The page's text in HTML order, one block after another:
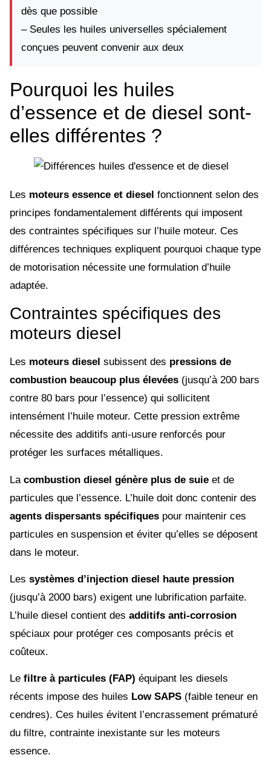
dès que possible
– Seules les huiles universelles spécialement
conçues peuvent convenir aux deux
Pourquoi les huiles
d’essence et de diesel sont-
elles différentes ?
Les moteurs essence et diesel fonctionnent selon des
principes fondamentalement différents qui imposent
des contraintes spécifiques sur l’huile moteur. Ces
différences techniques expliquent pourquoi chaque type
de motorisation nécessite une formulation d’huile
adaptée.
Contraintes spécifiques des
moteurs diesel
Les moteurs diesel subissent des pressions de
combustion beaucoup plus élevées (jusqu’à 200 bars
contre 80 bars pour l’essence) qui sollicitent
intensément l’huile moteur. Cette pression extrême
nécessite des additifs anti-usure renforcés pour
protéger les surfaces métalliques.
La combustion diesel génère plus de suie et de
particules que l’essence. L’huile doit donc contenir des
agents dispersants spécifiques pour maintenir ces
particules en suspension et éviter qu’elles se déposent
dans le moteur.
Les systèmes d’injection diesel haute pression
(jusqu’à 2000 bars) exigent une lubrification parfaite.
L’huile diesel contient des additifs anti-corrosion
spéciaux pour protéger ces composants précis et
coûteux.
Le filtre à particules (FAP) équipant les diesels
récents impose des huiles Low SAPS (faible teneur en
cendres). Ces huiles évitent l’encrassement prématuré
du filtre, contrainte inexistante sur les moteurs
essence.